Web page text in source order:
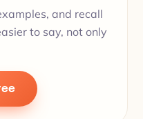
and recall
to say, not only